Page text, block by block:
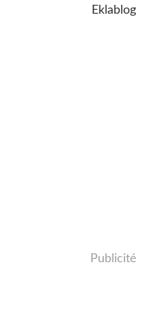
Eklablog
Publicité